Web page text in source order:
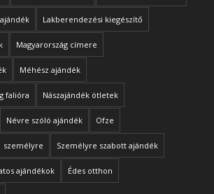
Lakberendezési kiegészítő
Magyarország címere
Méhész ajándék
falióra Nászajándék ötletek
Névre szóló ajándék Ofze
személyre Személyre szabott ajándék
ajándékok Édes otthon